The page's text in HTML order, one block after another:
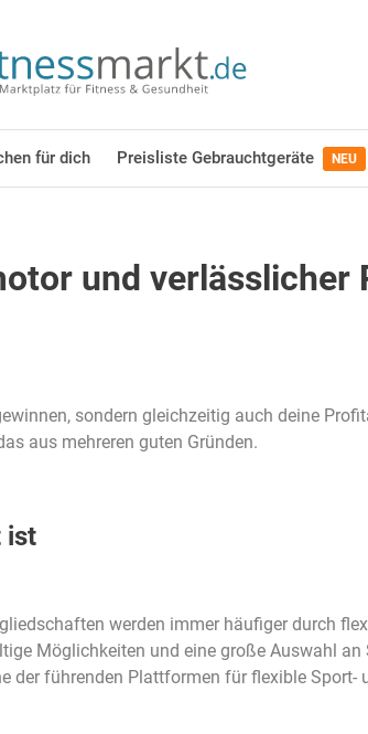
für dich Preisliste Gebrauchtgeräte NEU
und verlässlicher
sondern gleichzeitig auch deine
aus mehreren guten Gründen.
ist
werden immer häufiger durch
Möglichkeiten und eine große Auswahl
führenden Plattformen für flexible Sport-